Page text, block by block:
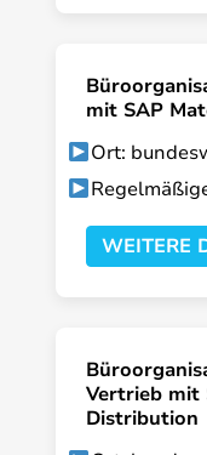
mit SAP
Ort:
WEITERE
Vertrieb mit
Distribution